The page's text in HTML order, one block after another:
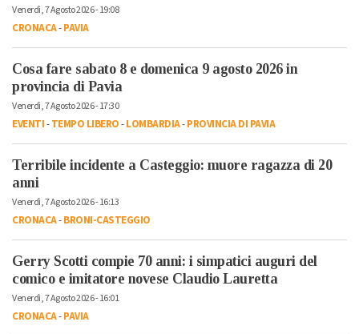
Venerdì, 7 Agosto 2026 - 19:08
CRONACA-PAVIA
Cosa fare sabato 8 e domenica 9 agosto 2026 in
provincia di Pavia
Venerdì, 7 Agosto 2026 - 17:30
EVENTI-TEMPO LIBERO-LOMBARDIA-PROVINCIA DI PAVIA
Terribile incidente a Casteggio: muore ragazza di 20
anni
Venerdì, 7 Agosto 2026 - 16:13
CRONACA-BRONI-CASTEGGIO
Gerry Scotti compie 70 anni: i simpatici auguri del
comico e imitatore novese Claudio Lauretta
Venerdì, 7 Agosto 2026 - 16:01
CRONACA-PAVIA